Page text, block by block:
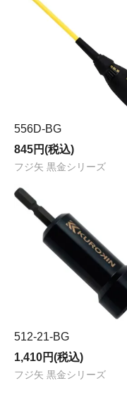
556D-BG
845円(税込)
フジ矢 黒金シリーズ
512-21-BG
1,410円(税込)
フジ矢 黒金シリーズ